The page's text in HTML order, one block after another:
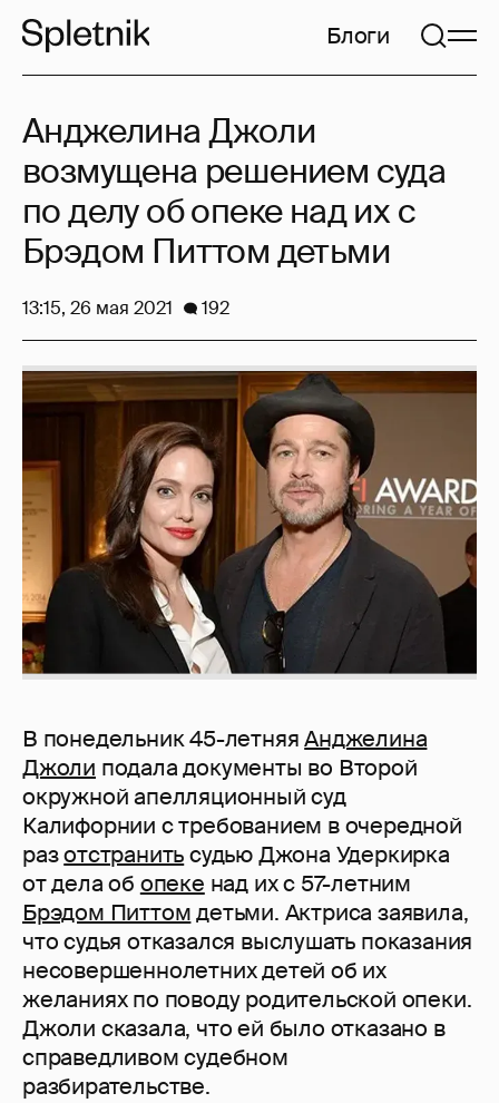
Блоги
В понедельник 45-летняяАнджелина
Джоли подала документы во Второй
окружной апелляционный суд
Калифорнии с требованием в очередной
разотстранитьсудью Джона Удеркирка
от дела об опеке над их с 57-летним
Брэдом Питтомдетьми. Актриса заявила,
что судья отказался выслушать показания
несовершеннолетних детей об их
желаниях по поводу родительской опеки.
Джоли сказала, что ей было отказано в
справедливом судебном
разбирательстве.
Анджелина Джоли
возмущена решением суда
по делу об опеке над их с
Брэдом Питтом детьми
13:15, 26 мая 2021 192